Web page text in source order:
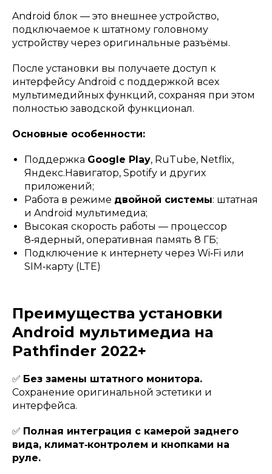
Android блок — это внешнее устройство,
подключаемое к штатному головному
устройству через оригинальные разъёмы.
После установки вы получаете доступ к
интерфейсу Android с поддержкой всех
мультимедийных функций, сохраняя при этом
полностью заводской функционал.
Основные особенности:
Поддержка Google Play, RuTube, Netflix,
Яндекс.Навигатор, Spotify и других
приложений;
Работа в режиме двойной системы: штатная
и Android мультимедиа;
Высокая скорость работы — процессор
8‑ядерный, оперативная память 8 ГБ;
Подключение к интернету через Wi‑Fi или
SIM‑карту (LTE)
Преимущества установки
Android мультимедиа на
Pathfinder 2022+
✅ Без замены штатного монитора.
Сохранение оригинальной эстетики и
интерфейса.
✅ Полная интеграция с камерой заднего
вида, климат‑контролем и кнопками на
руле.